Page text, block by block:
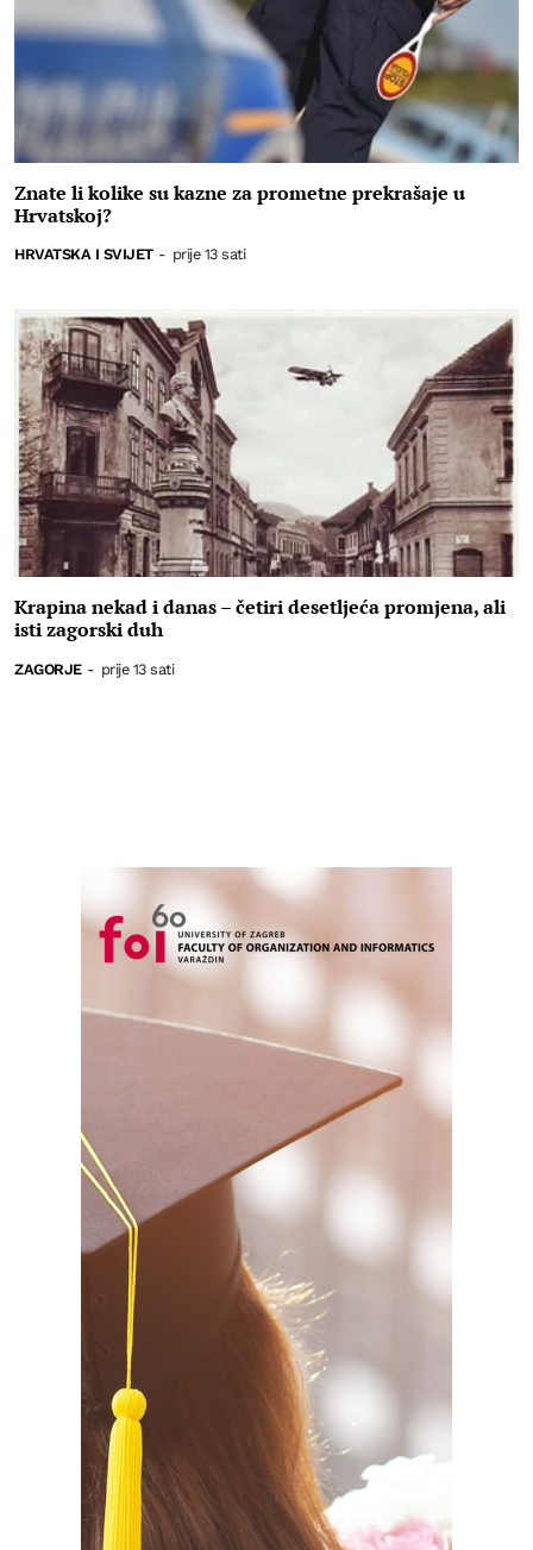
Znate li kolike su kazne za prometne prekrašaje u
Hrvatskoj?
HRVATSKA I SVIJET - prije 13 sati
Krapina nekad i danas – četiri desetljeća promjena, ali
isti zagorski duh
ZAGORJE - prije 13 sati